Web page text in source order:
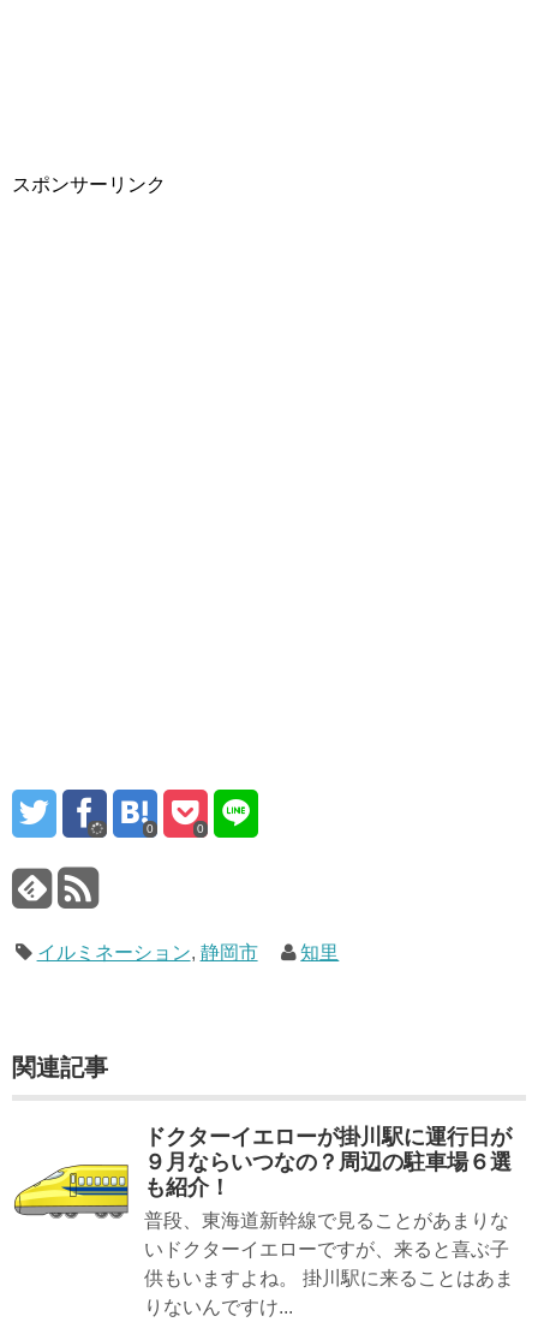
スポンサーリンク
0 0
イルミネーション, 静岡市 知里
関連記事
ドクターイエローが掛川駅に運行日が
９月ならいつなの？周辺の駐車場６選
も紹介！
普段、東海道新幹線で見ることがあまりな
いドクターイエローですが、来ると喜ぶ子
供もいますよね。 掛川駅に来ることはあま
りないんですけ...